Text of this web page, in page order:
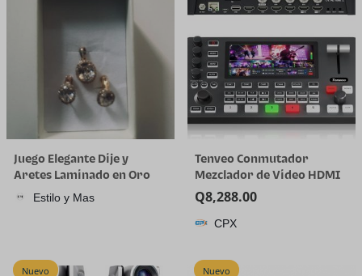
Juego Elegante Dije y
Aretes Laminado en Oro
Estilo y Mas
Tenveo Conmutador
Mezclador de Video HDMI
4K60FPS, 4*SDI & 4*HDMI
Entrada, Conmutador de
Transmisión en Vivo de 5
1080P60FPS, Grabación de
Q8,288.00
CPX
Nuevo Nuevo